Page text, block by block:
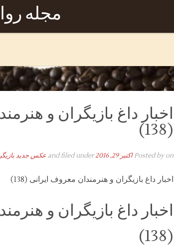
مجله
اخبار داغ بازیگران و
(138)
Posted byon اکتبر 29, 2016 and filed under عکس جدید
اخبار داغ بازیگران و هنرمندان معروف ایرانی (138)
اخبار داغ بازیگران و
(138)